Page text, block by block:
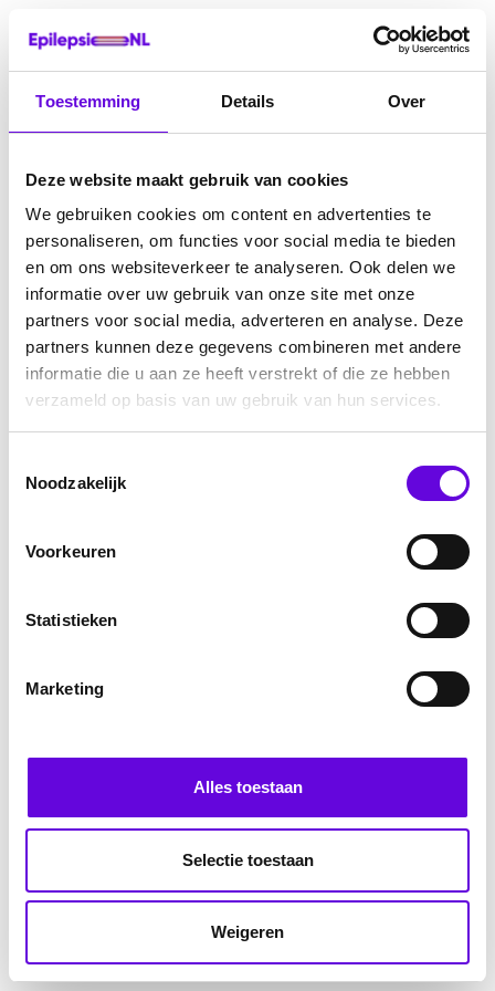
Toestemming Details Over
Deze website maakt gebruik van cookies
We gebruiken cookies om content en advertenties te
personaliseren, om functies voor social media te bieden
en om ons websiteverkeer te analyseren. Ook delen we
informatie over uw gebruik van onze site met onze
partners voor social media, adverteren en analyse. Deze
partners kunnen deze gegevens combineren met andere
informatie die u aan ze heeft verstrekt of die ze hebben
verzameld op basis van uw gebruik van hun services.
Noodzakelijk
Voorkeuren
Statistieken
Marketing
Alles toestaan
Selectie toestaan
Weigeren